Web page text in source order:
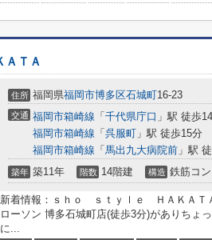
ＴＡ
住所 福岡県福岡市博多区石城町16-23
交通 福岡市箱崎線 「 千代県庁口 」駅 徒歩
福岡市箱崎線 「 呉服町 」駅 徒歩15分
福岡市箱崎線 「 馬出九大病院前 」駅
築年 築11年 階数 14階建 構造 鉄筋コ
新着情報：ｓｈｏ ｓｔｙｌｅ ＨＡＫＡＴ
ローソン 博多石城町店(徒歩3分)がありちょ
に...